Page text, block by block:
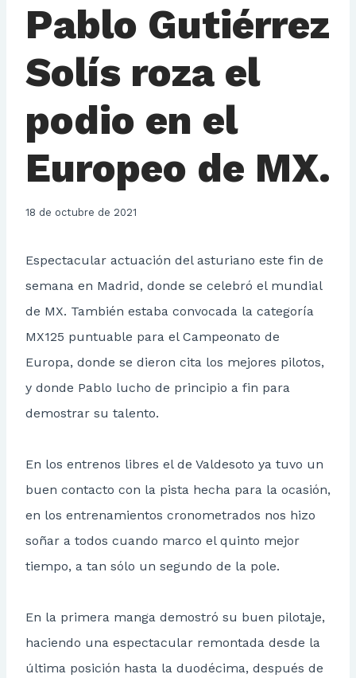
Pablo Gutiérrez
Solís roza el
podio en el
Europeo de MX.
18 de octubre de 2021
Espectacular actuación del asturiano este fin de
semana en Madrid, donde se celebró el mundial
de MX. También estaba convocada la categoría
MX125 puntuable para el Campeonato de
Europa, donde se dieron cita los mejores pilotos,
y donde Pablo lucho de principio a fin para
demostrar su talento.
En los entrenos libres el de Valdesoto ya tuvo un
buen contacto con la pista hecha para la ocasión,
en los entrenamientos cronometrados nos hizo
soñar a todos cuando marco el quinto mejor
tiempo, a tan sólo un segundo de la pole.
En la primera manga demostró su buen pilotaje,
haciendo una espectacular remontada desde la
última posición hasta la duodécima, después de